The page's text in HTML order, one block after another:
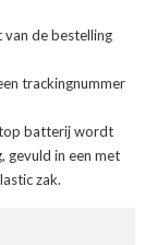
de bestelling
trackingnummer
batterijwordt
gevuld in een met
zak.